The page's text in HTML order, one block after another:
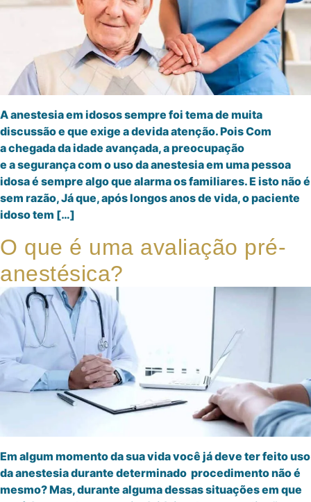
A anestesia em idosos sempre foi tema de muita
discussão e que exige a devida atenção. Pois Com
a chegada da idade avançada, a preocupação
e a segurança com o uso da anestesia em uma pessoa
idosa é sempre algo que alarma os familiares. E isto não é
sem razão, Já que, após longos anos de vida, o paciente
idoso tem […]
O que é uma avaliação pré-
anestésica?
Em algum momento da sua vida você já deve ter feito uso
da anestesia durante determinado procedimento não é
mesmo? Mas, durante alguma dessas situações em que